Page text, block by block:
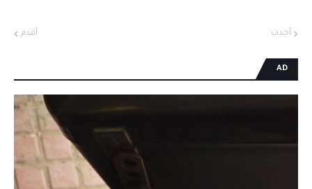
أحدث أقدم
AD